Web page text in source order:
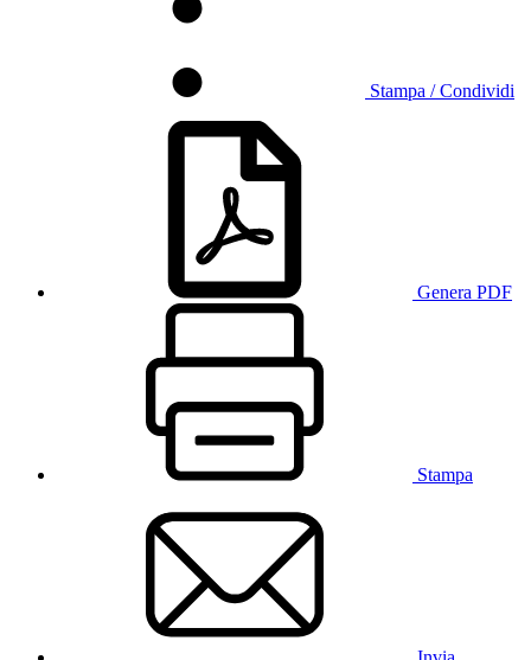
Stampa / Condividi
Genera PDF
Stampa